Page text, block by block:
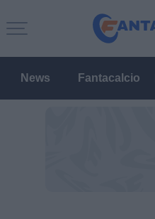
News Fantacalcio